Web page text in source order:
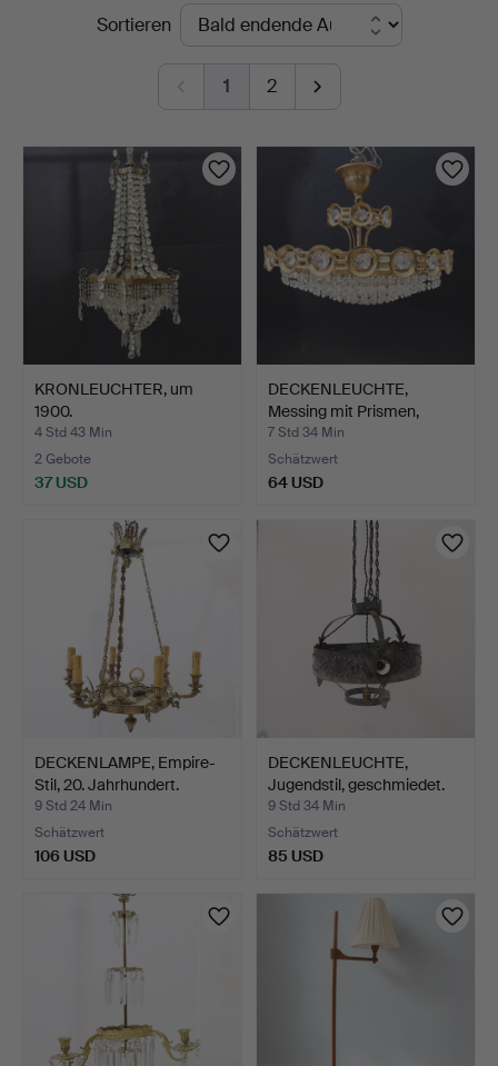
Auktionsbyrå
LaufendeSortieren
1 2
KRONLEUCHTER, um
1900.
4 Std 43 Min
2 Gebote
37 USD
DECKENLEUCHTE,
Messing mit Prismen,
zweite…
7 Std 34 Min
Schätzwert
64 USD
DECKENLAMPE, Empire-
Stil, 20. Jahrhundert.
9 Std 24 Min
Schätzwert
106 USD
DECKENLEUCHTE,
Jugendstil, geschmiedet.
9 Std 34 Min
Schätzwert
85 USD